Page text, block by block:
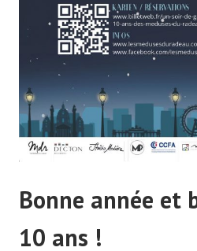
Bonne année et
10 ans !